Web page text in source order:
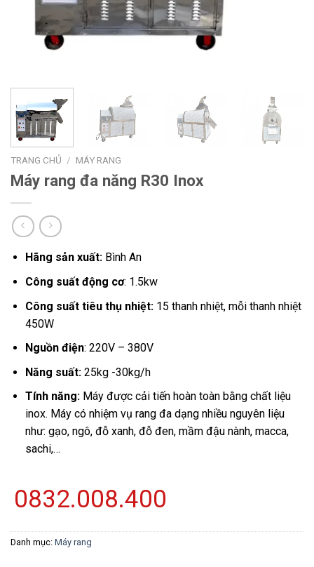
TRANG CHỦ / MÁY RANG
Máy rang đa năng R30 Inox
Hãng sản xuất:Bình An
Công suất động cơ: 1.5kw
Công suất tiêu thụ nhiệt:15 thanh nhiệt, mỗi thanh nhiệt
450W
Nguồn điện: 220V – 380V
Năng suất:25kg -30kg/h
Tính năng:Máy được cải tiến hoàn toàn bằng chất liệu
inox. Máy có nhiệm vụ rang đa dạng nhiều nguyên liệu
như: gạo, ngô, đỗ xanh, đỗ đen, mầm đậu nành, macca,
sachi,…
0832.008.400
Danh mục: Máy rang